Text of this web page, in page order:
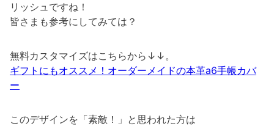
リッシュですね！
皆さまも参考にしてみては？
無料カスタマイズはこちらから↓↓。
ギフトにもオススメ！オーダーメイドの本革a6手帳カバ
ー
このデザインを「素敵！」と思われた方は